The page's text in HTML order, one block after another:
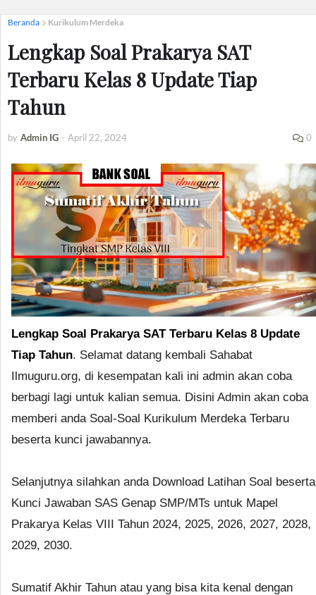
Beranda Kurikulum Merdeka
Lengkap Soal Prakarya SAT
Terbaru Kelas 8 Update Tiap
Tahun
by Admin IG - April 22, 2024 0
Lengkap Soal Prakarya SAT Terbaru Kelas 8 Update
Tiap Tahun. Selamat datang kembali Sahabat
Ilmuguru.org, di kesempatan kali ini admin akan coba
berbagi lagi untuk kalian semua. Disini Admin akan coba
memberi anda Soal-Soal Kurikulum Merdeka Terbaru
beserta kunci jawabannya.
Selanjutnya silahkan anda Download Latihan Soal beserta
Kunci Jawaban SAS Genap SMP/MTs untuk Mapel
Prakarya Kelas VIII Tahun 2024, 2025, 2026, 2027, 2028,
2029, 2030.
Sumatif Akhir Tahun atau yang bisa kita kenal dengan